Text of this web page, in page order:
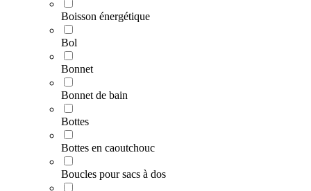
Boisson énergétique
Bol
Bonnet
Bonnet de bain
Bottes
Bottes en caoutchouc
Boucles pour sacs à dos